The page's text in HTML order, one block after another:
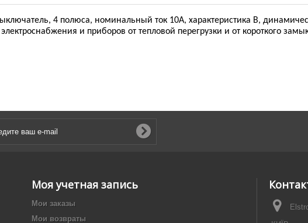
4 полюса, номинальный ток 10А, характеристика В,
и приборов от тепловой перегрузки и от короткого
Моя учетная запись
Мои заказы
Мои возвраты